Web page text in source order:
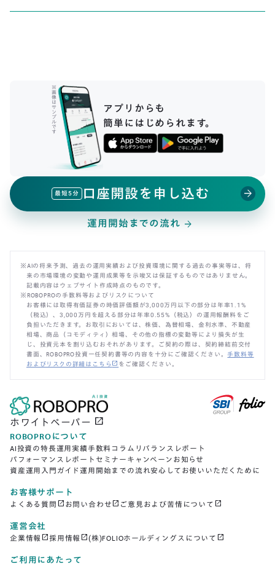
※
画
像
は
サ
ン
プ
ル
で
す
アプリからも
簡単にはじめられます。
最短5分 口座開設を申し込む arrow_forward
運用開始までの流れ arrow_forward
※AIの将来予測、過去の運用実績および投資環境に関する過去の事実等は、将
来の市場環境の変動や運用成果等を示唆又は保証するものではありません。
記載内容はウェブサイト作成時点のものです。
※ROBOPROの手数料等およびリスクについて
お客様には取得有価証券の時価評価額が3,000万円以下の部分は年率1.1%
（税込）、3,000万円を超える部分は年率0.55%（税込）の運用報酬料をご
負担いただきます。お取引においては、株価、為替相場、金利水準、不動産
相場、商品（コモディティ）相場、その他の指標の変動等により損失が生
じ、投資元本を割り込むおそれがあります。ご契約の際は、契約締結前交付
書面、ROBOPRO投資一任契約書等の内容を十分にご確認ください。手数料等
およびリスクの詳細はこちら open_in_new をご確認ください。
ホワイトペーパー open_in_new
ROBOPROについて
AI投資の特長運用実績手数料 コラム リバランスレポート
パフォーマンスレポート セミナー キャンペーン お知らせ
資産運用入門ガイド運用開始までの流れ安心してお使いいただくために
お客様サポート
よくある質問 open_in_new お問い合わせ open_in_new ご意見および苦情について open_in_new
運営会社
企業情報 open_in_new採用情報 open_in_new(株)FOLIOホールディングスについて open_in_new
ご利用にあたって